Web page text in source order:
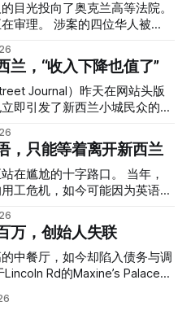
目光投向了奥克兰高等法院。
四位华人被
中国女人的死有关。 事情
我们
时，发现了一个黑色塑料袋，
腕和身体，整个人被绑成胎儿
裤。 她是谁？没有人
秘密 破案的
米袋里装着用来压住尸体的花
。
兰，“收入下降也值了”
Journal）昨天在网站头版
即引发了新西兰小城民众的兴
担任内科医生的Brandon
人员短
对患者无力支付医疗费用的忧
自杀身亡。 他并不想放
岁的妻子
。 就在那时，他收
然跑到那个‘与世
11月，这家人
，只能等着离开新西兰
尬的十字路口。 当年，
工危机，如今可能因为英语考
奈感叹：
会来开公交车了。” 因为英
“我听说这里气候
万，创始人失联
中餐厅，如今却陷入债务与调
债务总额接近100万纽币，而
系到创始人本人。 今年3